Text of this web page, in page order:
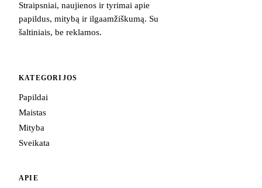
Straipsniai, naujienos ir tyrimai apie
papildus, mitybą ir ilgaamžiškumą. Su
šaltiniais, be reklamos.
KATEGORIJOS
Papildai
Maistas
Mityba
Sveikata
APIE